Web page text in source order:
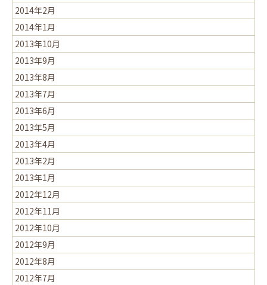
2014年2月
2014年1月
2013年10月
2013年9月
2013年8月
2013年7月
2013年6月
2013年5月
2013年4月
2013年2月
2013年1月
2012年12月
2012年11月
2012年10月
2012年9月
2012年8月
2012年7月